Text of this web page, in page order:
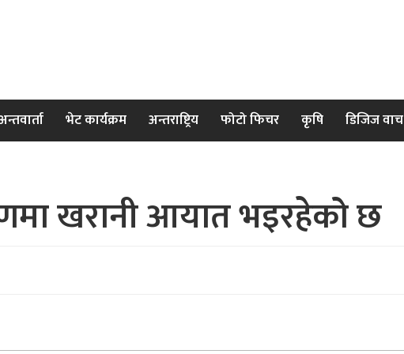
भेट कार्यक्रम अन्तराष्ट्रिय फोटो फिचर कृषि डिजिज वाच
खरानी आयात भइरहेको छ